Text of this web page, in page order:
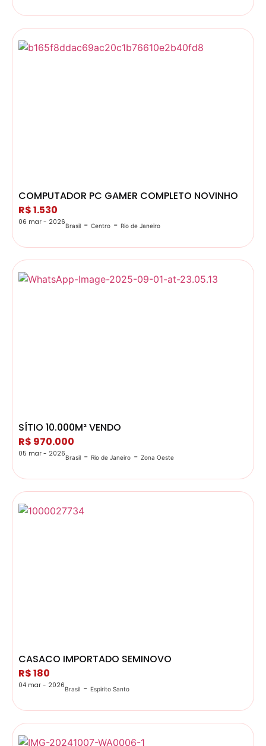
COMPUTADOR PC GAMER COMPLETO NOVINHO
R$ 1.530
06 mar - 2026Brasil - Centro - Rio de Janeiro
SÍTIO 10.000M² VENDO
R$ 970.000
05 mar - 2026Brasil - Rio de Janeiro - Zona Oeste
CASACO IMPORTADO SEMINOVO
R$ 180
04 mar - 2026Brasil - Espirito Santo